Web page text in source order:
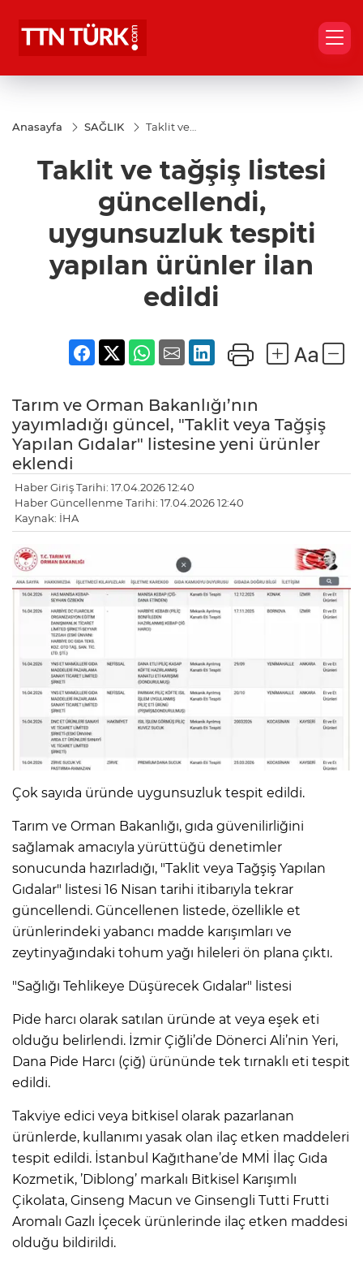
Anasayfa SAĞLIK
Taklit ve
uygunsuzluk
tespiti
yapılan
ürünler ilan
Taklit ve tağşiş listesi
güncellendi,
uygunsuzluk tespiti
yapılan ürünler ilan
edildi
Tarım ve Orman Bakanlığı’nın
yayımladığı güncel, "Taklit veya Tağşiş
Yapılan Gıdalar" listesine yeni ürünler
eklendi
Haber Giriş Tarihi: 17.04.2026 12:40
Haber Güncellenme Tarihi: 17.04.2026 12:40
Kaynak: İHA
Çok sayıda üründe uygunsuzluk tespit edildi.
Tarım ve Orman Bakanlığı, gıda güvenilirliğini
sağlamak amacıyla yürüttüğü denetimler
sonucunda hazırladığı, "Taklit veya Tağşiş Yapılan
Gıdalar" listesi 16 Nisan tarihi itibarıyla tekrar
güncellendi. Güncellenen listede, özellikle et
ürünlerindeki yabancı madde karışımları ve
zeytinyağındaki tohum yağı hileleri ön plana çıktı.
"Sağlığı Tehlikeye Düşürecek Gıdalar" listesi
Pide harcı olarak satılan üründe at veya eşek eti
olduğu belirlendi. İzmir Çiğli’de Dönerci Ali’nin Yeri,
Dana Pide Harcı (çiğ) ürününde tek tırnaklı eti tespit
edildi.
Takviye edici veya bitkisel olarak pazarlanan
ürünlerde, kullanımı yasak olan ilaç etken maddeleri
tespit edildi. İstanbul Kağıthane’de MMİ İlaç Gıda
Kozmetik, ’Diblong’ markalı Bitkisel Karışımlı
Çikolata, Ginseng Macun ve Ginsengli Tutti Frutti
Aromalı Gazlı İçecek ürünlerinde ilaç etken maddesi
olduğu bildirildi.